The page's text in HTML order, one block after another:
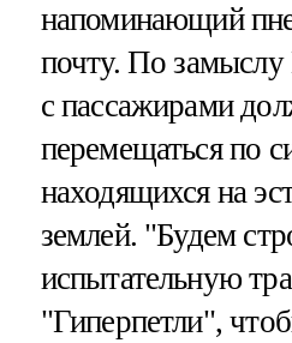
напоминающий
почту. По
с пассажирами
перемещаться по
находящихся на
землей. "Будем
испытательную
"Гиперпетли",